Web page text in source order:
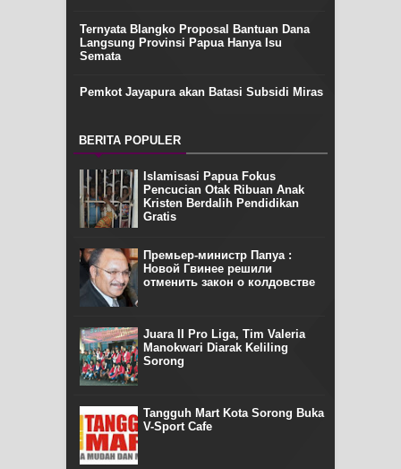
Ternyata Blangko Proposal Bantuan Dana
Langsung Provinsi Papua Hanya Isu
Semata
Pemkot Jayapura akan Batasi Subsidi Miras
BERITA POPULER
Islamisasi Papua Fokus
Pencucian Otak Ribuan Anak
Kristen Berdalih Pendidikan
Gratis
Премьер-министр Папуа :
Новой Гвинее решили
отменить закон о колдовстве
Juara II Pro Liga, Tim Valeria
Manokwari Diarak Keliling
Sorong
Tangguh Mart Kota Sorong Buka
V-Sport Cafe